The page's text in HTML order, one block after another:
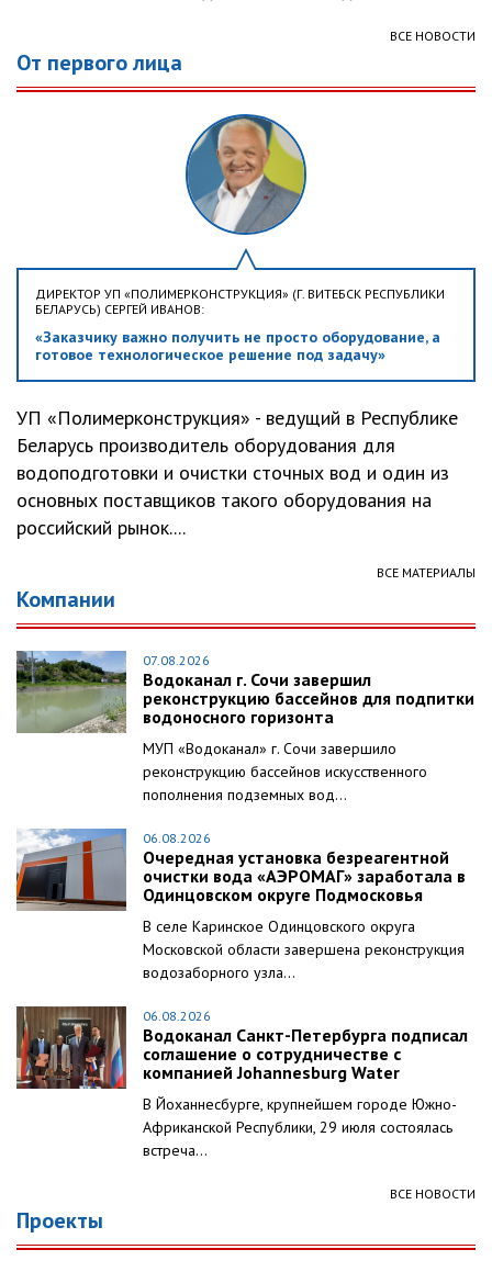
ВСЕ НОВОСТИ
От первого лица
ДИРЕКТОР УП «ПОЛИМЕРКОНСТРУКЦИЯ» (Г. ВИТЕБСК РЕСПУБЛИКИ
БЕЛАРУСЬ) СЕРГЕЙ ИВАНОВ:
«Заказчику важно получить не просто оборудование, а
готовое технологическое решение под задачу»
УП «Полимерконструкция» - ведущий в Республике
Беларусь производитель оборудования для
водоподготовки и очистки сточных вод и один из
основных поставщиков такого оборудования на
российский рынок....
ВСЕ МАТЕРИАЛЫ
Компании
07.08.2026
Водоканал г. Сочи завершил
реконструкцию бассейнов для подпитки
водоносного горизонта
МУП «Водоканал» г. Сочи завершило
реконструкцию бассейнов искусственного
пополнения подземных вод...
06.08.2026
Очередная установка безреагентной
очистки вода «АЭРОМАГ» заработала в
Одинцовском округе Подмосковья
В селе Каринское Одинцовского округа
Московской области завершена реконструкция
водозаборного узла...
06.08.2026
Водоканал Санкт-Петербурга подписал
соглашение о сотрудничестве с
компанией Johannesburg Water
В Йоханнесбурге, крупнейшем городе Южно-
Африканской Республики, 29 июля состоялась
встреча...
ВСЕ НОВОСТИ
Проекты